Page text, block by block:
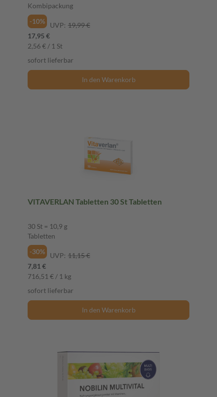
Kombipackung
-10%
UVP: 19,99 €
17,95 €
2,56 € / 1 St
sofort lieferbar
In den Warenkorb
VITAVERLAN Tabletten 30 St Tabletten
30 St = 10,9 g
Tabletten
-30%
UVP: 11,15 €
7,81 €
716,51 € / 1 kg
sofort lieferbar
In den Warenkorb